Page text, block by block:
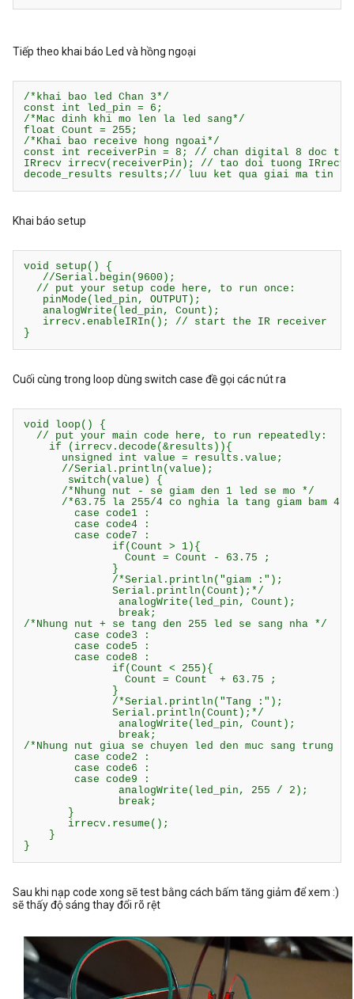
Tiếp theo khai báo Led và hồng ngoại
/*khai bao led Chan 3*/
const int led_pin = 6;
/*Mac dinh khi mo len la led sang*/
float Count = 255;
/*Khai bao receive hong ngoai*/
const int receiverPin = 8; // chan digital 8 doc tin
IRrecv irrecv(receiverPin); // tao doi tuong IRrecv
decode_results results;// luu ket qua giai ma tin
Khai báo setup
void setup() {
   //Serial.begin(9600);
  // put your setup code here, to run once:
   pinMode(led_pin, OUTPUT);
   analogWrite(led_pin, Count);
   irrecv.enableIRIn(); // start the IR receiver
}
Cuối cùng trong loop dùng switch case đề gọi các nút ra
void loop() {
  // put your main code here, to run repeatedly:
    if (irrecv.decode(&results)){
      unsigned int value = results.value;
      //Serial.println(value);
       switch(value) {
      /*Nhung nut - se giam den 1 led se mo */
/*63.75 la 255/4 co nghia la tang giam bam 4
        case code1 :
        case code4 :
        case code7 :
              if(Count > 1){
                Count = Count - 63.75 ;
              }
              /*Serial.println("giam :");
              Serial.println(Count);*/
               analogWrite(led_pin, Count);
               break;
/*Nhung nut + se tang den 255 led se
        case code3 :
        case code5 :
        case code8 :
              if(Count < 255){
                Count = Count  + 63.75 ;
              }
              /*Serial.println("Tang :");
              Serial.println(Count);*/
               analogWrite(led_pin, Count);
               break;
/*Nhung nut giua se chuyen led den muc sang trung
        case code2 :
        case code6 :
        case code9 :
               analogWrite(led_pin, 255 / 2);
               break;
       }
       irrecv.resume();
    }
}
Sau khi nạp code xong sẽ test bằng cách bấm tăng giảm để xem :)
sẽ thấy độ sáng thay đổi rõ rệt